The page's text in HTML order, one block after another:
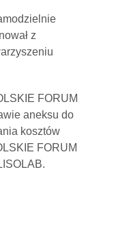
z
FORUM
aneksu do
kosztów
FORUM